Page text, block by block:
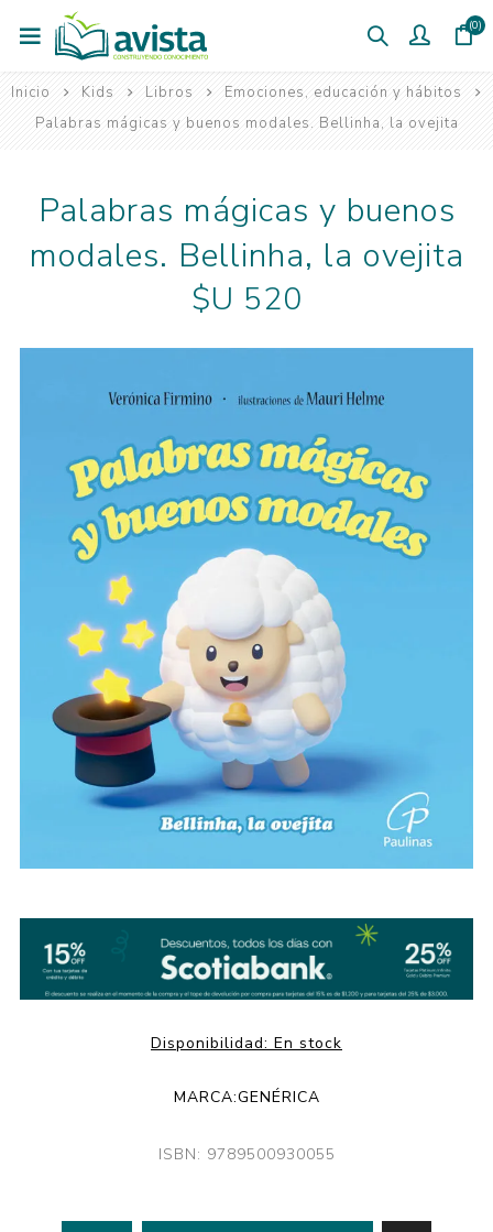
(0)
Inicio Kids Libros
Emociones, educación y hábitos
Palabras mágicas y buenos modales. Bellinha, la ovejita
Palabras mágicas y buenos
modales. Bellinha, la ovejita
$U 520
Disponibilidad: En stock
MARCA:GENÉRICA
ISBN: 9789500930055